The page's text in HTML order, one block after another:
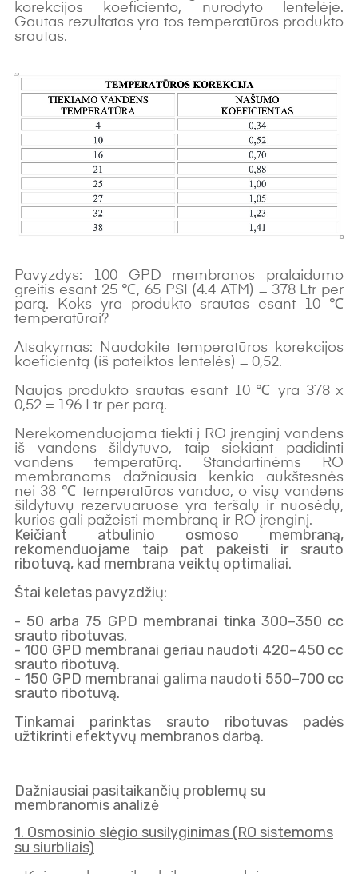
korekcijos koeficiento, nurodyto lentelėje.
Gautas rezultatas yra tos temperatūros produkto
srautas.
Pavyzdys: 100 GPD membranos pralaidumo
greitis esant 25 ℃, 65 PSI (4.4 ATM) = 378 Ltr per
parą. Koks yra produkto srautas esant 10 ℃
temperatūrai?
Atsakymas: Naudokite temperatūros korekcijos
koeficientą (iš pateiktos lentelės) = 0,52.
Naujas produkto srautas esant 10 ℃ yra 378 x
0,52 = 196 Ltr per parą.
Nerekomenduojama tiekti į RO įrenginį vandens
iš vandens šildytuvo, taip siekiant padidinti
vandens temperatūrą. Standartinėms RO
membranoms dažniausia kenkia aukštesnės
nei 38 ℃ temperatūros vanduo, o visų vandens
šildytuvų rezervuaruose yra teršalų ir nuosėdų,
kurios gali pažeisti membraną ir RO įrenginį.
Keičiant atbulinio osmoso membraną,
rekomenduojame taip pat pakeisti ir srauto
ribotuvą, kad membrana veiktų optimaliai.
Štai keletas pavyzdžių:
- 50 arba 75 GPD membranai tinka 300–350 cc
srauto ribotuvas.
- 100 GPD membranai geriau naudoti 420–450 cc
srauto ribotuvą.
- 150 GPD membranai galima naudoti 550–700 cc
srauto ribotuvą.
Tinkamai parinktas srauto ribotuvas padės
užtikrinti efektyvų membranos darbą.
Dažniausiai pasitaikančių problemų su
membranomis analizė
1. Osmosinio slėgio susilyginimas (RO sistemoms
su siurbliais)